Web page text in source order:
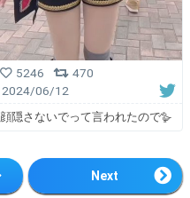
5246
470
2024/06/12
顔隠さないでって言われたので🪿
Next